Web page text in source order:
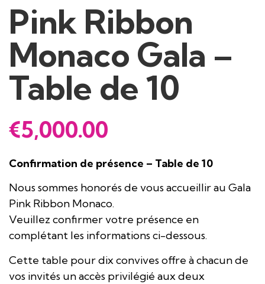
Pink Ribbon
Monaco Gala –
Table de 10
€5,000.00
Confirmation de présence – Table de 10
Nous sommes honorés de vous accueillir au Gala
Pink Ribbon Monaco.
Veuillez confirmer votre présence en
complétant les informations ci-dessous.
Cette table pour dix convives offre à chacun de
vos invités un accès privilégié aux deux